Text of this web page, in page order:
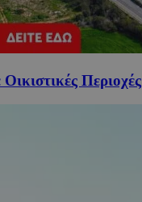
Περιοχές